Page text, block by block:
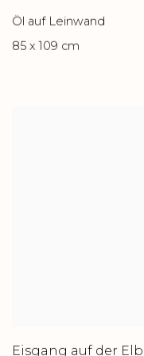
Öl auf Leinwand
85 x 109 cm
Eisgang auf der